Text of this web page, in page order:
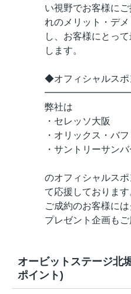
い視野でお客様に
れのメリット・デ
し、お客様にとっ
します。
◆オフィシャルスポ
弊社は
・セレッソ大阪
・オリックス・バ
・サントリーサン
のオフィシャルス
て応援しております
ご成約のお客様に
プレゼント企画もご
オービットステージ北
ポイント)